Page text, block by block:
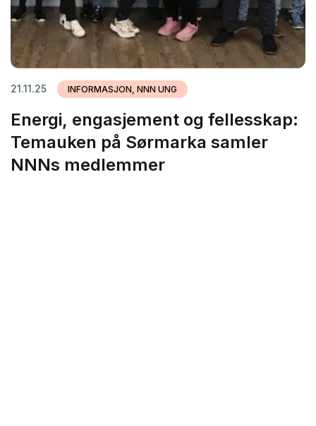
21.11.25 INFORMASJON, NNN UNG
Energi, engasjement og fellesskap:
Temauken på Sørmarka samler
NNNs medlemmer